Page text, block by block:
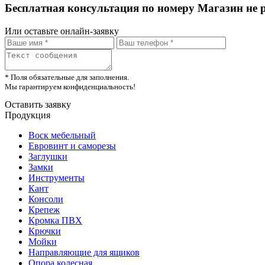
Бесплатная консультация по номеру Магазин не
Или оставьте онлайн-заявку
* Поля обязательные для заполнения.
Мы гарантируем конфиденциальность!
Оставить заявку
Продукция
Воск мебельный
Евровинт и саморезы
Заглушки
Замки
Инструменты
Кант
Консоли
Крепеж
Кромка ПВХ
Крючки
Мойки
Направляющие для ящиков
Опора колесная